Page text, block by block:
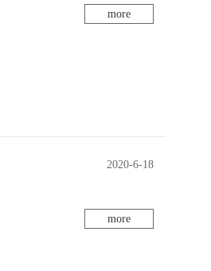
more
2020-6-18
more